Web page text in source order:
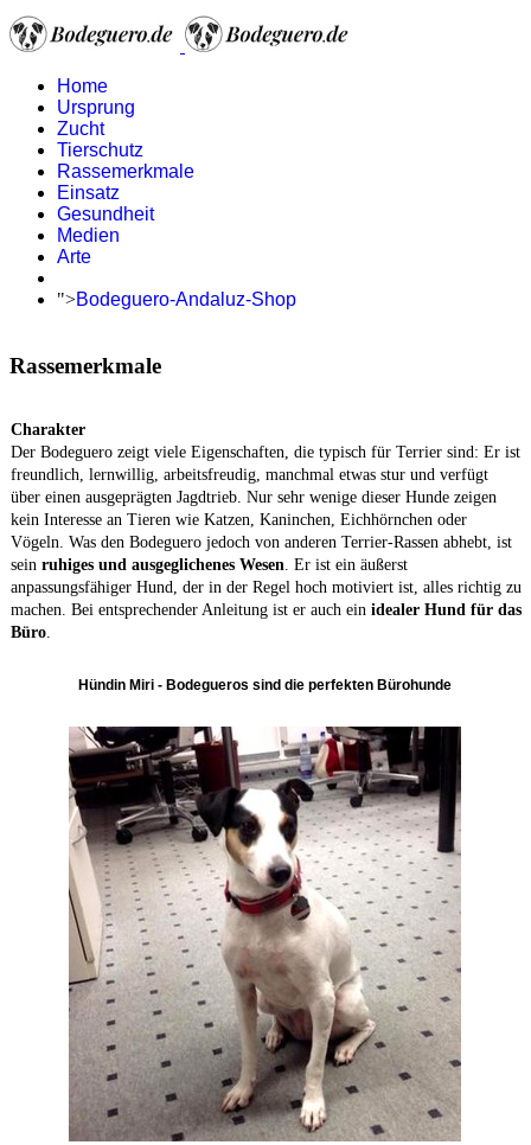
Home
Ursprung
Zucht
Tierschutz
Rassemerkmale
Einsatz
Gesundheit
Medien
Arte
">Bodeguero-Andaluz-Shop
Rassemerkmale
Charakter
Der Bodeguero zeigt viele Eigenschaften, die typisch für Terrier sind: Er ist
freundlich, lernwillig, arbeitsfreudig, manchmal etwas stur und verfügt
über einen ausgeprägten Jagdtrieb. Nur sehr wenige dieser Hunde zeigen
kein Interesse an Tieren wie Katzen, Kaninchen, Eichhörnchen oder
Vögeln. Was den Bodeguero jedoch von anderen Terrier-Rassen abhebt, ist
sein ruhiges und ausgeglichenes Wesen. Er ist ein äußerst
anpassungsfähiger Hund, der in der Regel hoch motiviert ist, alles richtig zu
machen. Bei entsprechender Anleitung ist er auch ein idealer Hund für das
Büro.
Hündin Miri - Bodegueros sind die perfekten Bürohunde